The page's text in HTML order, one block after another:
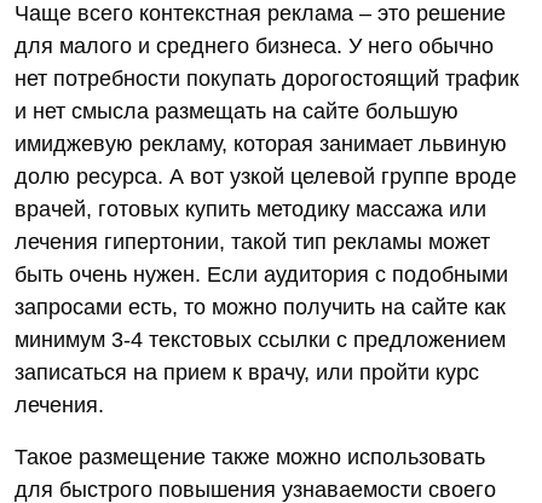
Чаще всего контекстная реклама – это решение
для малого и среднего бизнеса. У него обычно
нет потребности покупать дорогостоящий трафик
и нет смысла размещать на сайте большую
имиджевую рекламу, которая занимает львиную
долю ресурса. А вот узкой целевой группе вроде
врачей, готовых купить методику массажа или
лечения гипертонии, такой тип рекламы может
быть очень нужен. Если аудитория с подобными
запросами есть, то можно получить на сайте как
минимум 3-4 текстовых ссылки с предложением
записаться на прием к врачу, или пройти курс
лечения.
Такое размещение также можно использовать
для быстрого повышения узнаваемости своего